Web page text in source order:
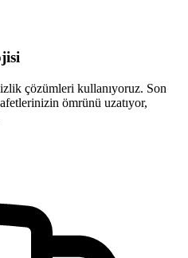
çözümleri kullanıyoruz. Son
ömrünü uzatıyor,